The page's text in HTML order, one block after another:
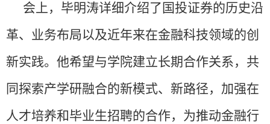
会上，毕明涛详细介绍了国投证券的历史沿
革、业务布局以及近年来在金融科技领域的创
新实践。他希望与学院建立长期合作关系，共
同探索产学研融合的新模式、新路径，加强在
人才培养和毕业生招聘的合作，为推动金融行